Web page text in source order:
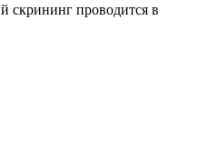
скрининг проводится в